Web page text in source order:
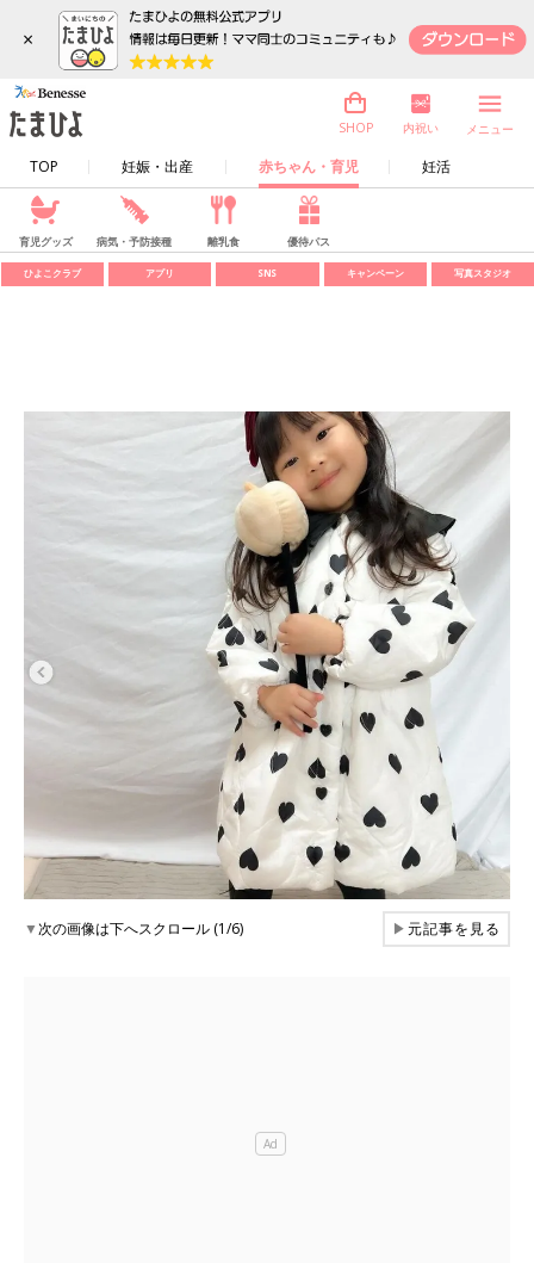
×
TOP 妊娠・出産 赤ちゃん・育児 妊活
SHOP 内祝い メニュー
育児グッズ 病気・予防接種 離乳食 優待パス
ひよこクラブ アプリ SNS キャンペーン 写真スタジオ
▼次の画像は下へスクロール (1/6) ▶元記事を見る